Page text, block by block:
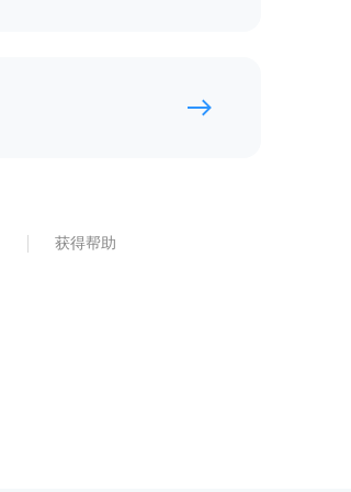
获得帮助